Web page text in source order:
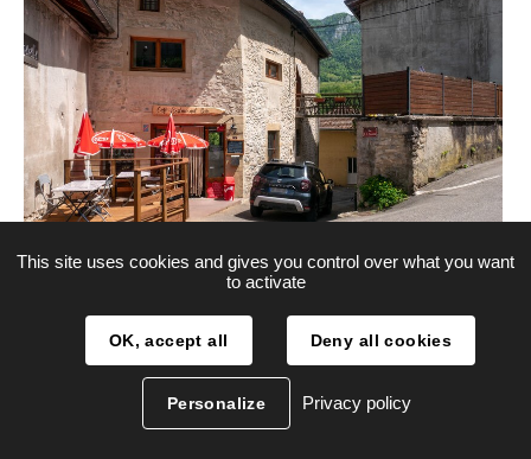
Terrasse de café, Oriol-en-Royans
This site uses cookies and gives you control over what you want
to activate
OK, accept all Deny all cookies
Personalize Privacy policy